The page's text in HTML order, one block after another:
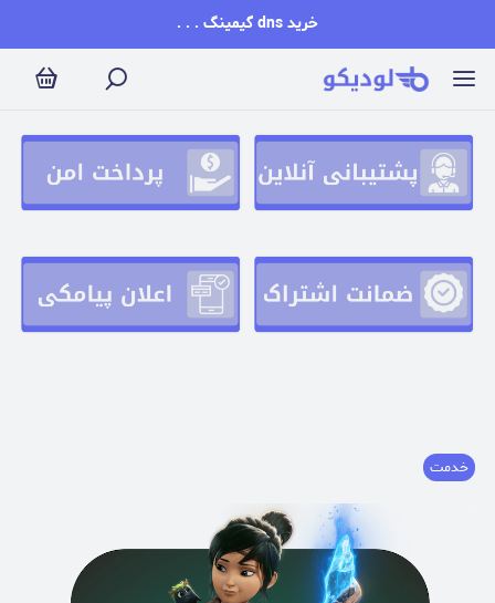
خرید dns گیمینگ . . .
خدمت